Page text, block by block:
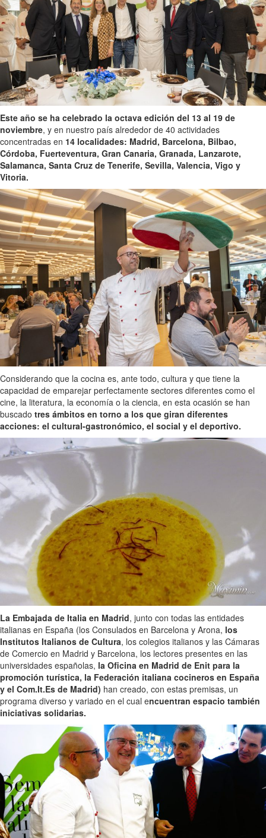
Este año se ha celebrado la octava edición del 13 al 19 de
noviembre, y en nuestro país alrededor de 40 actividades
concentradas en 14 localidades: Madrid, Barcelona, Bilbao,
Córdoba, Fuerteventura, Gran Canaria, Granada, Lanzarote,
Salamanca, Santa Cruz de Tenerife, Sevilla, Valencia, Vigo y
Vitoria.
Considerando que la cocina es, ante todo, cultura y que tiene la
capacidad de emparejar perfectamente sectores diferentes como el
cine, la literatura, la economía o la ciencia, en esta ocasión se han
buscado tres ámbitos en torno a los que giran diferentes
acciones: el cultural-gastronómico, el social y el deportivo.
La Embajada de Italia en Madrid, junto con todas las entidades
italianas en España (los Consulados en Barcelona y Arona, los
Institutos Italianos de Cultura, los colegios italianos y las Cámaras
de Comercio en Madrid y Barcelona, los lectores presentes en las
universidades españolas, la Oficina en Madrid de Enit para la
promoción turística, la Federación italiana cocineros en España
y el Com.It.Es de Madrid) han creado, con estas premisas, un
programa diverso y variado en el cual encuentran espacio también
iniciativas solidarias.